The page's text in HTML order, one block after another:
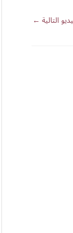
التالية ←